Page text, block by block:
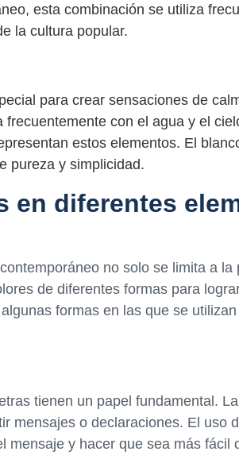
esta combinación se utiliza
la cultura popular.
para crear sensaciones de
con el agua y el
estos elementos. El
pureza y simplicidad.
en diferentes
no solo se limita a la
de diferentes formas para
formas en las que se
tienen un papel fundamental.
mensajes o declaraciones. El uso
mensaje y hacer que sea más fácil